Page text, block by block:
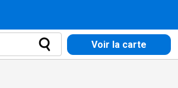
Voir la carte